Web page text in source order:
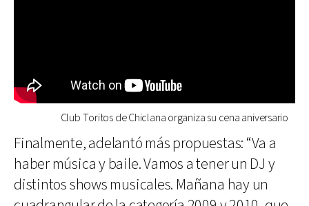
Club Toritos de Chiclana organiza su cena aniversario
Finalmente, adelantó más propuestas: “Va a
haber música y baile. Vamos a tener un DJ y
distintos shows musicales. Mañana hay un